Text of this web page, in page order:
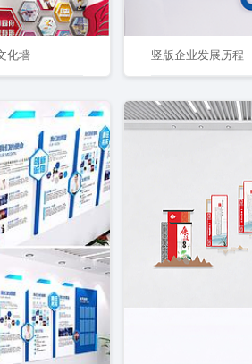
化墙 竖版企业发展历程